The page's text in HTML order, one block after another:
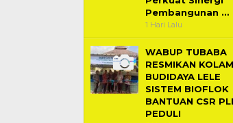
WABUP TUBABA
RESMIKAN KOLAM
BANTUAN CSR PLN
PEDULI
3 Hari Lalu
Populer